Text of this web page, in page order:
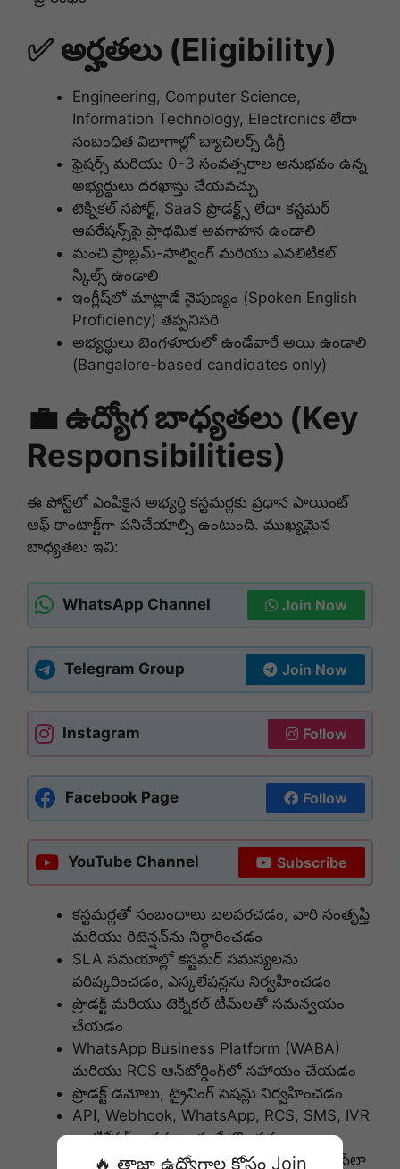
✅ అర్హతలు (Eligibility)
Engineering, Computer Science,
Information Technology, Electronics లేదా
సంబంధిత విభాగాల్లో బ్యాచిలర్స్ డిగ్రీ
ఫ్రెషర్స్ మరియు 0-3 సంవత్సరాల అనుభవం ఉన్న
అభ్యర్థులు దరఖాస్తు చేయవచ్చు
టెక్నికల్ సపోర్ట్, SaaS ప్రొడక్ట్స్ లేదా కస్టమర్
ఆపరేషన్స్‌పై ప్రాథమిక అవగాహన ఉండాలి
మంచి ప్రాబ్లమ్-సాల్వింగ్ మరియు ఎనలిటికల్
స్కిల్స్ ఉండాలి
ఇంగ్లీష్‌లో మాట్లాడే నైపుణ్యం (Spoken English
Proficiency) తప్పనిసరి
అభ్యర్థులు బెంగళూరులో ఉండేవారే అయి ఉండాలి
(Bangalore-based candidates only)
💼 ఉద్యోగ బాధ్యతలు (Key
Responsibilities)
ఈ పోస్ట్‌లో ఎంపికైన అభ్యర్థి కస్టమర్లకు ప్రధాన పాయింట్
ఆఫ్ కాంటాక్ట్‌గా పనిచేయాల్సి ఉంటుంది. ముఖ్యమైన
బాధ్యతలు ఇవి:
WhatsApp Channel Join Now
Telegram Group Join Now
Instagram Follow
Facebook Page Follow
YouTube Channel Subscribe
కస్టమర్లతో సంబంధాలు బలపరచడం, వారి సంతృప్తి
మరియు రిటెన్షన్‌ను నిర్ధారించడం
SLA సమయాల్లో కస్టమర్ సమస్యలను
పరిష్కరించడం, ఎస్కలేషన్లను నిర్వహించడం
ప్రొడక్ట్ మరియు టెక్నికల్ టీమ్‌లతో సమన్వయం
చేయడం
WhatsApp Business Platform (WABA)
మరియు RCS ఆన్‌బోర్డింగ్‌లో సహాయం చేయడం
ప్రొడక్ట్ డెమోలు, ట్రైనింగ్ సెషన్లు నిర్వహించడం
API, Webhook, WhatsApp, RCS, SMS, IVR
ఇంటిగ్రేషన్ అవసరాలను సేకరించడం
చర్న్ రిస్క్‌లను గుర్తించి కస్టమర్లను రిటెయిన్ చేసేలా
🔥 తాజా ఉద్యోగాల కోసం Join